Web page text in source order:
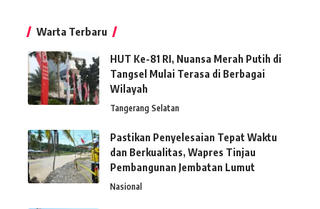
Warta Terbaru
HUT Ke-81 RI, Nuansa Merah Putih di
Tangsel Mulai Terasa di Berbagai
Wilayah
Tangerang Selatan
Pastikan Penyelesaian Tepat Waktu
dan Berkualitas, Wapres Tinjau
Pembangunan Jembatan Lumut
Nasional